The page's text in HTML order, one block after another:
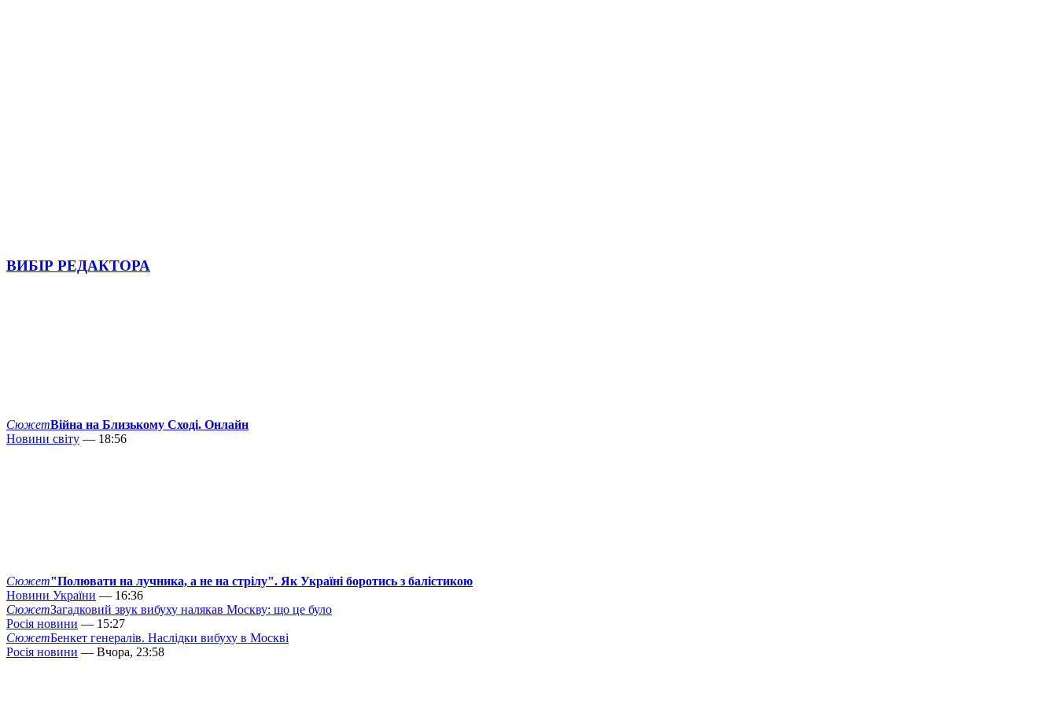
ВИБІР РЕДАКТОРА
СюжетВійна на Близькому Сході. Онлайн
Новини світу — 18:56
Сюжет"Полювати на лучника, а не на стрілу". Як Україні боротись з балістикою
Новини України — 16:36
СюжетЗагадковий звук вибуху налякав Москву: що це було
Росія новини — 15:27
СюжетБенкет генералів. Наслідки вибуху в Москві
Росія новини — Вчора, 23:58